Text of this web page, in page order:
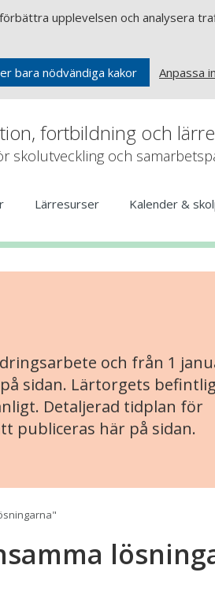
upplevelsen och analysera
bara nödvändiga kakor Anpassa
fortbildning och
skolutveckling och
Lärresurser Kalender &
och från 1
sidan. Lärtorgets
Detaljerad tidplan för
publiceras här på sidan.